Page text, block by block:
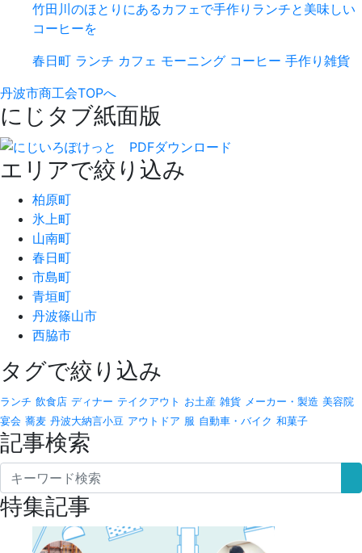
竹田川のほとりにあるカフェで手作りランチと美味しい
コーヒーを
春日町 ランチ カフェ モーニング コーヒー 手作り雑貨
丹波市商工会TOPへ
にじタブ紙面版
エリアで絞り込み
柏原町
氷上町
山南町
春日町
市島町
青垣町
丹波篠山市
西脇市
タグで絞り込み
ランチ 飲食店 ディナー テイクアウト お土産 雑貨 メーカー・製造 美容院
宴会 蕎麦 丹波大納言小豆 アウトドア 服 自動車・バイク 和菓子
記事検索
特集記事